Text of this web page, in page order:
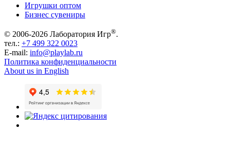
Игрушки оптом
Бизнес сувениры
© 2006-2026 Лаборатория Игр®.
тел.: +7 499 322 0023
E-mail: info@playlab.ru
Политика конфиденциальности
About us in English